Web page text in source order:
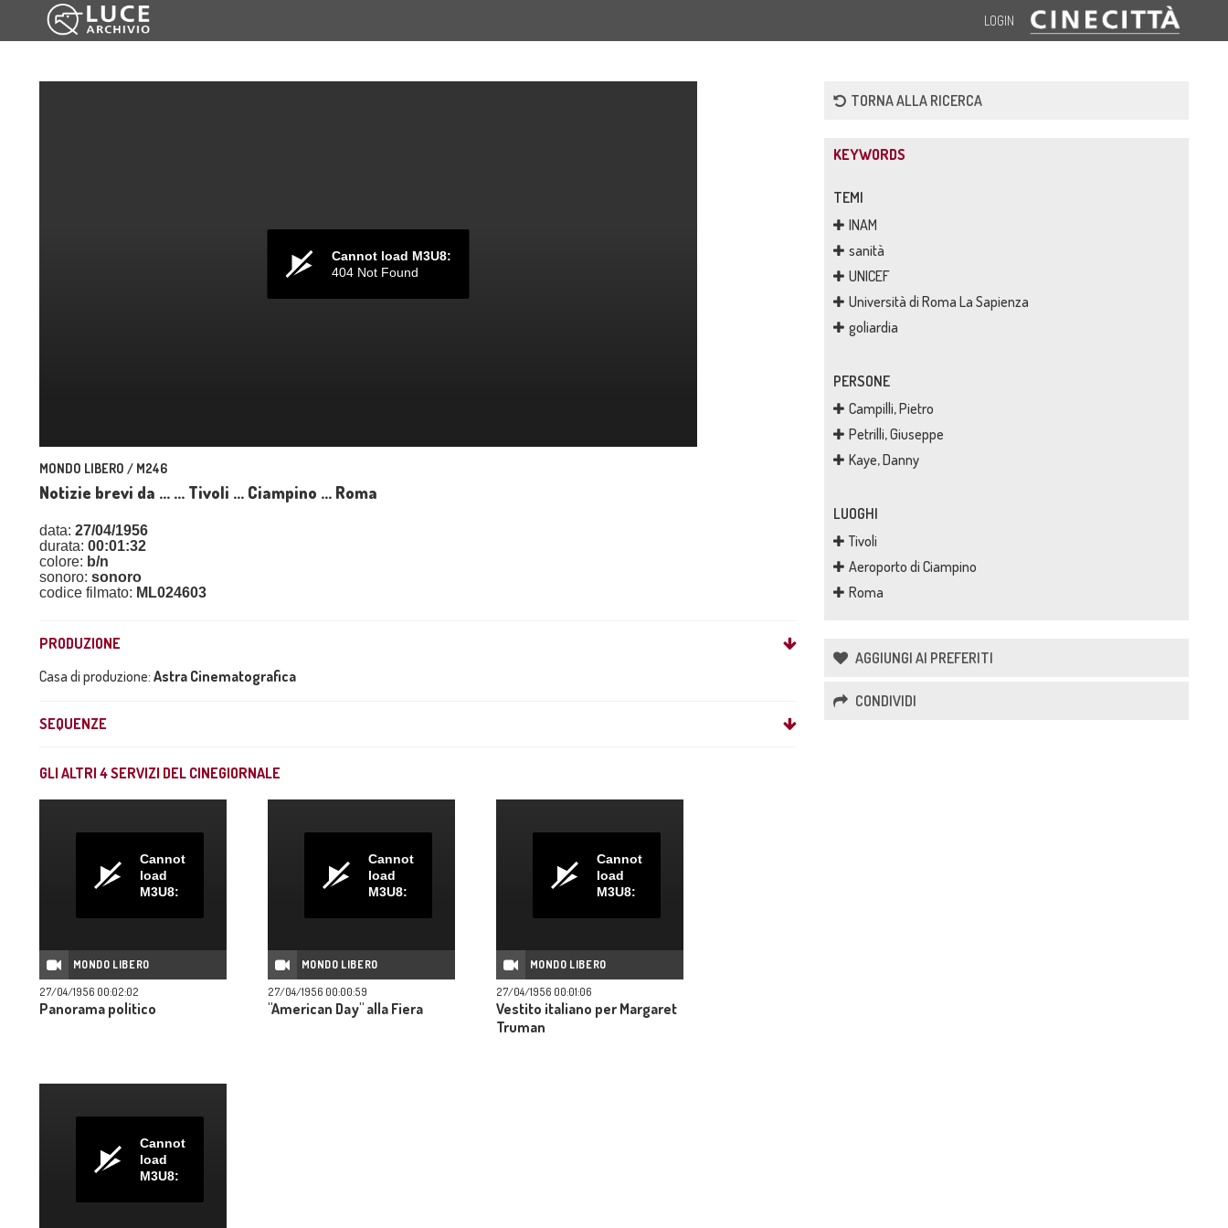
LOGIN
Cannot load M3U8:
404 Not Found
MONDO LIBERO / M246
Notizie brevi da ... ... Tivoli ... Ciampino ... Roma
data: 27/04/1956
durata: 00:01:32
colore: b/n
sonoro: sonoro
codice filmato: ML024603
PRODUZIONE
Casa di produzione: Astra Cinematografica
SEQUENZE
GLI ALTRI 4SERVIZI DEL CINEGIORNALE
Cannot
load
M3U8:
MONDO LIBERO
27/04/1956 00:02:02
Panorama politico
Cannot
load
M3U8:
MONDO LIBERO
27/04/1956 00:00:59
"American Day" alla Fiera
Cannot
load
M3U8:
MONDO LIBERO
27/04/1956 00:01:06
Vestito italiano per Margaret
Truman
Cannot
load
M3U8:
TORNA ALLA RICERCA
KEYWORDS
TEMI
INAM
sanità
UNICEF
Università di Roma La Sapienza
goliardia
PERSONE
Campilli, Pietro
Petrilli, Giuseppe
Kaye, Danny
LUOGHI
Tivoli
Aeroporto di Ciampino
Roma
AGGIUNGI AI PREFERITI
CONDIVIDI